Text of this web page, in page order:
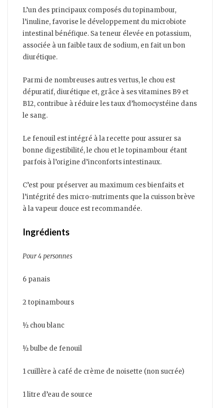
L’un des principaux composés du topinambour,
l’inuline, favorise le développement du microbiote
intestinal bénéfique. Sa teneur élevée en potassium,
associée à un faible taux de sodium, en fait un bon
diurétique.
Parmi de nombreuses autres vertus, le chou est
dépuratif, diurétique et, grâce à ses vitamines B9 et
B12, contribue à réduire les taux d’homocystéine dans
le sang.
Le fenouil est intégré à la recette pour assurer sa
bonne digestibilité, le chou et le topinambour étant
parfois à l’origine d’inconforts intestinaux.
C’est pour préserver au maximum ces bienfaits et
l’intégrité des micro-nutriments que la cuisson brève
à la vapeur douce est recommandée.
Ingrédients
Pour 4 personnes
6 panais
2 topinambours
½ chou blanc
½ bulbe de fenouil
1 cuillère à café de crème de noisette (non sucrée)
1 litre d’eau de source